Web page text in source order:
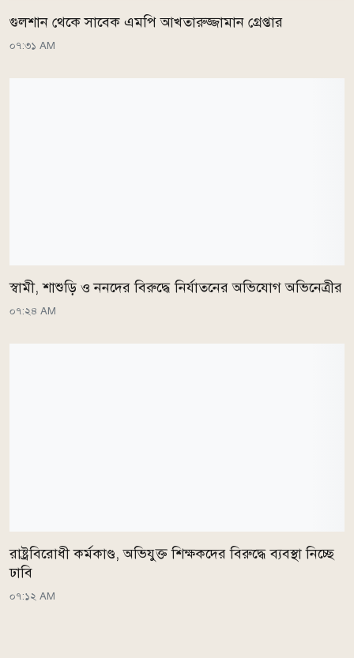
গুলশান থেকে সাবেক এমপি আখতারুজ্জামান গ্রেপ্তার
০৭:৩১ AM
স্বামী, শাশুড়ি ও ননদের বিরুদ্ধে নির্যাতনের অভিযোগ অভিনেত্রীর
০৭:২৪ AM
রাষ্ট্রবিরোধী কর্মকাণ্ড, অভিযুক্ত শিক্ষকদের বিরুদ্ধে ব্যবস্থা নিচ্ছে
ঢাবি
০৭:১২ AM